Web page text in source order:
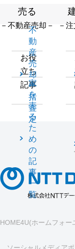
売る
－不動産売却－
不
動
産
売
却
一
括
査
定
お役
立ち
記事
家
を
売
る
た
め
の
記
事
一
覧
－
HOME4U(ホームフォー